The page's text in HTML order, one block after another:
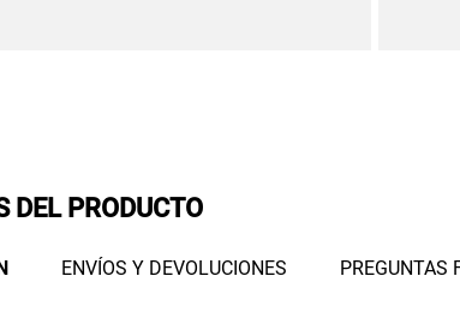
DEL PRODUCTO
ENVÍOS Y DEVOLUCIONES PREGUNTAS